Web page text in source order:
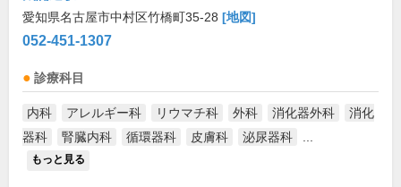
愛知県名古屋市中村区竹橋町35-28 [地図]
052-451-1307
診療科目
内科 アレルギー科 リウマチ科 外科 消化器外科
消化
器科
腎臓内科 循環器科 皮膚科 泌尿器科
もっと見る